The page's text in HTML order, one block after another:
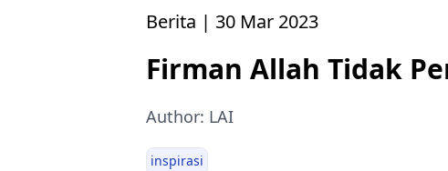
Berita | 30 Mar 2023
Firman Allah Tidak
Author: LAI
inspirasi